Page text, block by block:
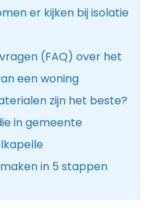
er kijken bij isolatie
(FAQ) over het
een woning
zijn het beste?
in gemeente
in 5 stappen